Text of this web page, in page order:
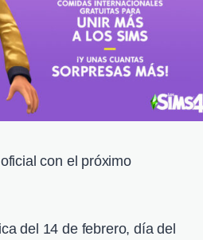
con el próximo
del 14 de febrero, día del